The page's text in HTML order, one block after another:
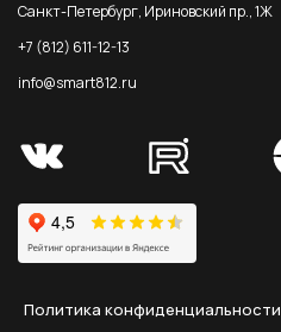
Санкт-Петербург, Ириновский пр., 1Ж
+7 (812) 611-12-13
info@smart812.ru
Политика конфиденциальности